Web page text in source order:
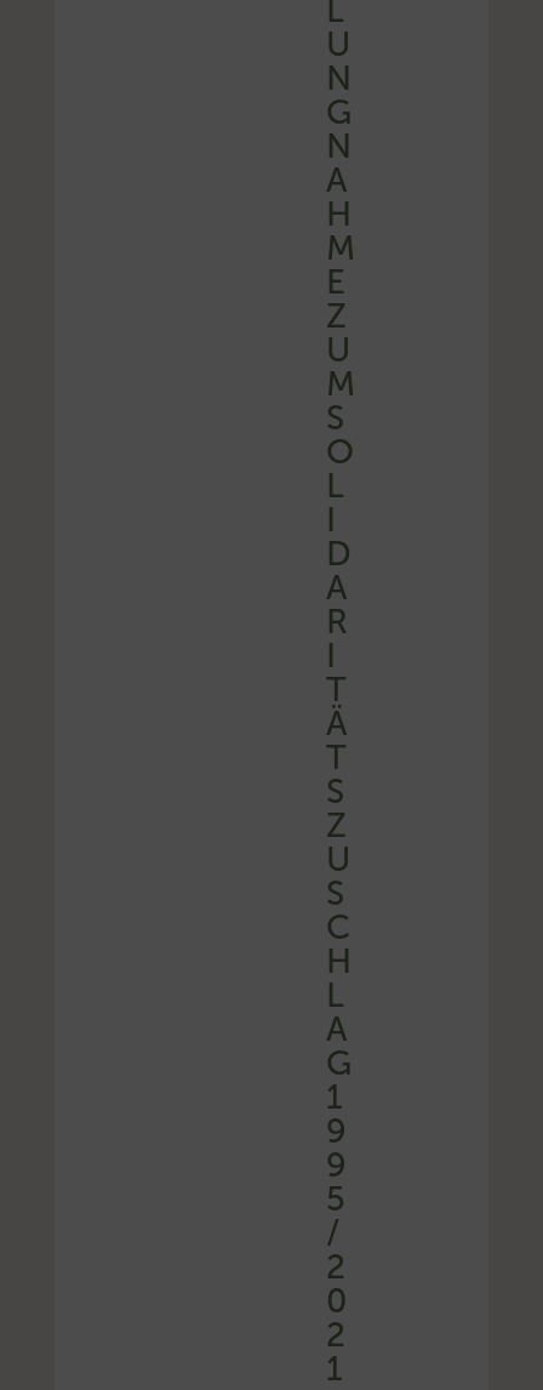
L
U
N
G
N
A
H
M
E
Z
U
M
S
O
L
I
D
A
R
I
T
Ä
T
S
Z
U
S
C
H
L
A
G
1
9
9
5
/
2
0
2
1